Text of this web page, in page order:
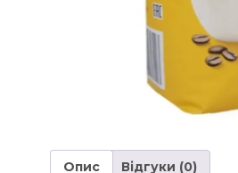
Опис Відгуки (0)